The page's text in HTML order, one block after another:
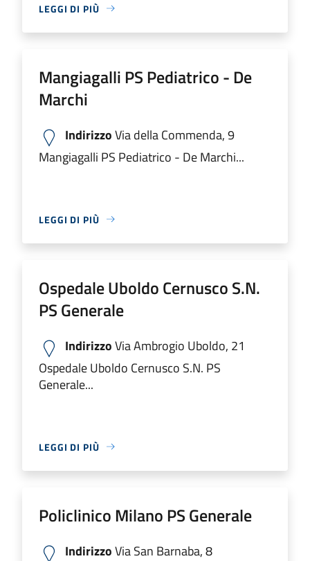
LEGGI DI PIÙ
Mangiagalli PS Pediatrico - De
Marchi
IndirizzoVia della Commenda, 9
Mangiagalli PS Pediatrico - De Marchi...
LEGGI DI PIÙ
Ospedale Uboldo Cernusco S.N.
PS Generale
IndirizzoVia Ambrogio Uboldo, 21
Ospedale Uboldo Cernusco S.N. PS
Generale...
LEGGI DI PIÙ
Policlinico Milano PS Generale
IndirizzoVia San Barnaba, 8